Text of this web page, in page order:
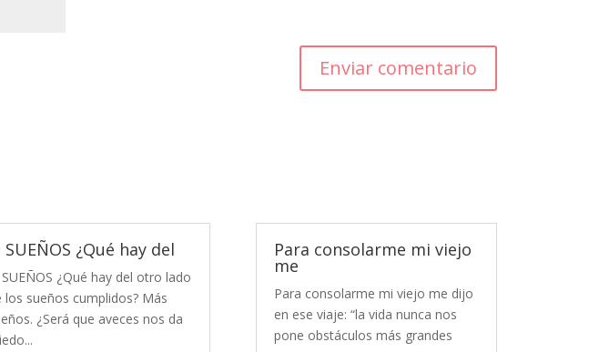
Enviar comentario
SUEÑOS ¿Qué hay del
SUEÑOS ¿Qué hay del otro lado
los sueños cumplidos? Más
¿Será que aveces nos da
Para consolarme mi viejo
me
Para consolarme mi viejo me dijo
en ese viaje: “la vida nunca nos
pone obstáculos más grandes